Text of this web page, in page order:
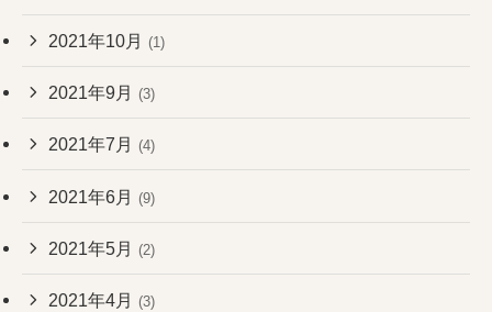
2021年10月 (1)
2021年9月 (3)
2021年7月 (4)
2021年6月 (9)
2021年5月 (2)
2021年4月 (3)